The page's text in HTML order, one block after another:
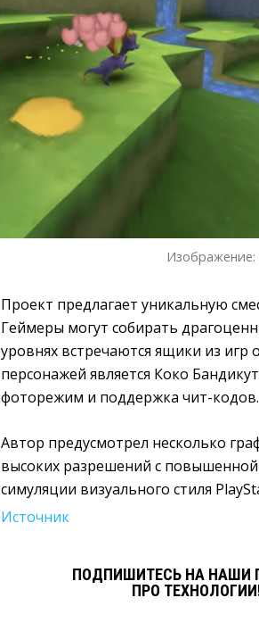
Изображение:
Проект предлагает уникальную
Геймеры могут собирать
уровнях встречаются ящики из
персонажей является Коко
фоторежим и поддержка чит-кодов.
Автор предусмотрел несколько
высоких разрешений с
симуляции визуального стиля
Источник
ПОДПИШИТЕСЬ НА НАШИ
ПРО